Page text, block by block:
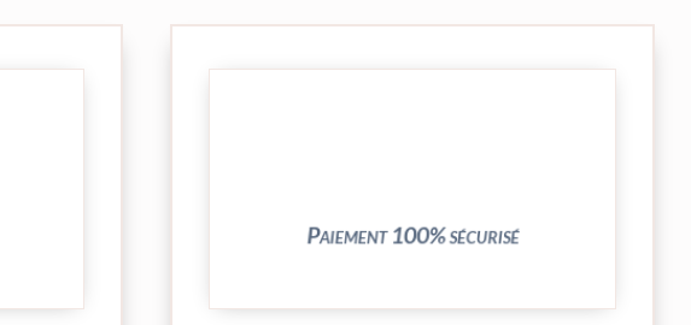
Paiement 100% sécurisé